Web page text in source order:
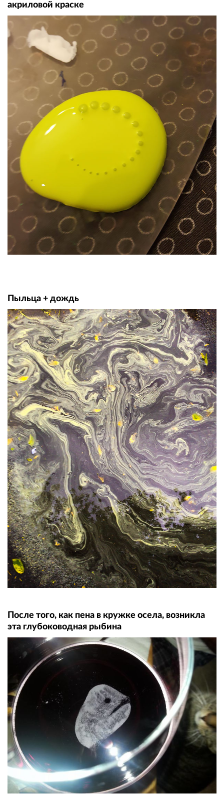
акриловой краске
Пыльца + дождь
После того, как пена в кружке осела, возникла
эта глубоководная рыбина